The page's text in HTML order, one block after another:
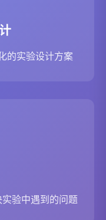
的实验设计方案
验中遇到的问题